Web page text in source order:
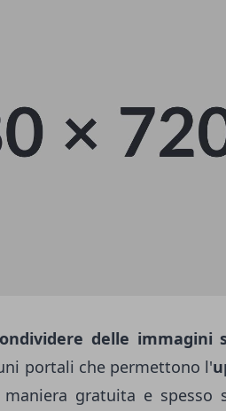
delle immagini
portali che permettono l'
gratuita e spesso